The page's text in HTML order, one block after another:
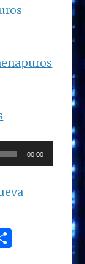
00:00